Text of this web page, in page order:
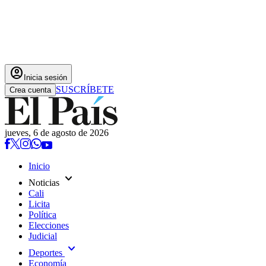
account_circle Inicia sesión
Crea cuenta SUSCRÍBETE
jueves, 6 de agosto de 2026
Inicio
Noticias expand_more
Cali
Licita
Política
Elecciones
Judicial
Deportes expand_more
Economía